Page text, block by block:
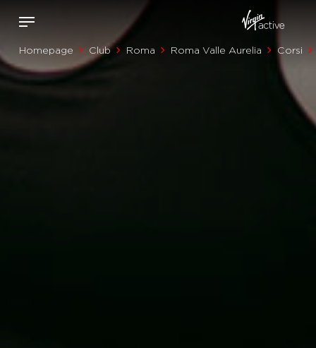
Homepage Club Roma Roma Valle Aurelia Corsi